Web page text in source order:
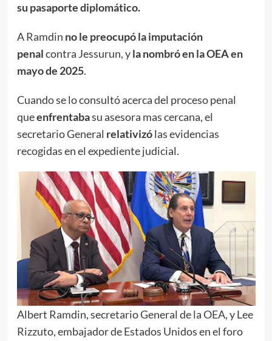
su pasaporte diplomático.
A Ramdin no le preocupó la imputación
penalcontra Jessurun, yla nombró en la OEA en
mayo de 2025.
Cuando se lo consultó acerca del proceso penal
queenfrentabasu asesora mas cercana, el
secretario General relativizólas evidencias
recogidas en el expediente judicial.
Albert Ramdin, secretario General de la OEA, y Lee
Rizzuto, embajador de Estados Unidos en el foro